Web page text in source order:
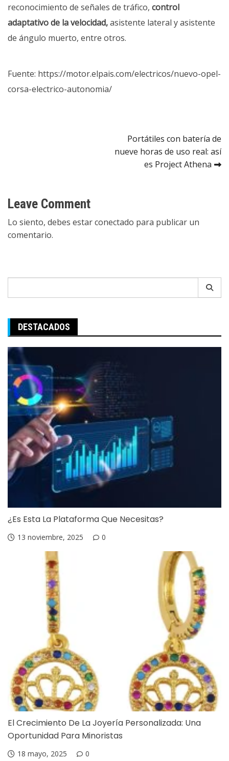
reconocimiento de señales de tráfico, control
adaptativo de la velocidad,asistente lateral y asistente
de ángulo muerto, entre otros.
Fuente: https://motor.elpais.com/electricos/nuevo-opel-
corsa-electrico-autonomia/
Portátiles con batería de
nueve horas de uso real: así
es Project Athena
Leave Comment
Lo siento, debes estarconectado para publicar un
comentario.
for:
DESTACADOS
¿Es Esta La Plataforma Que Necesitas?
13 noviembre, 2025 0
El Crecimiento De La Joyería Personalizada: Una
Oportunidad Para Minoristas
18 mayo, 2025 0